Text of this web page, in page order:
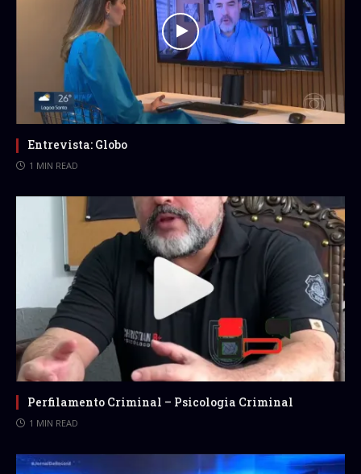
Entrevista: Globo
1 MIN READ
Perfilamento Criminal – Psicologia Criminal
1 MIN READ